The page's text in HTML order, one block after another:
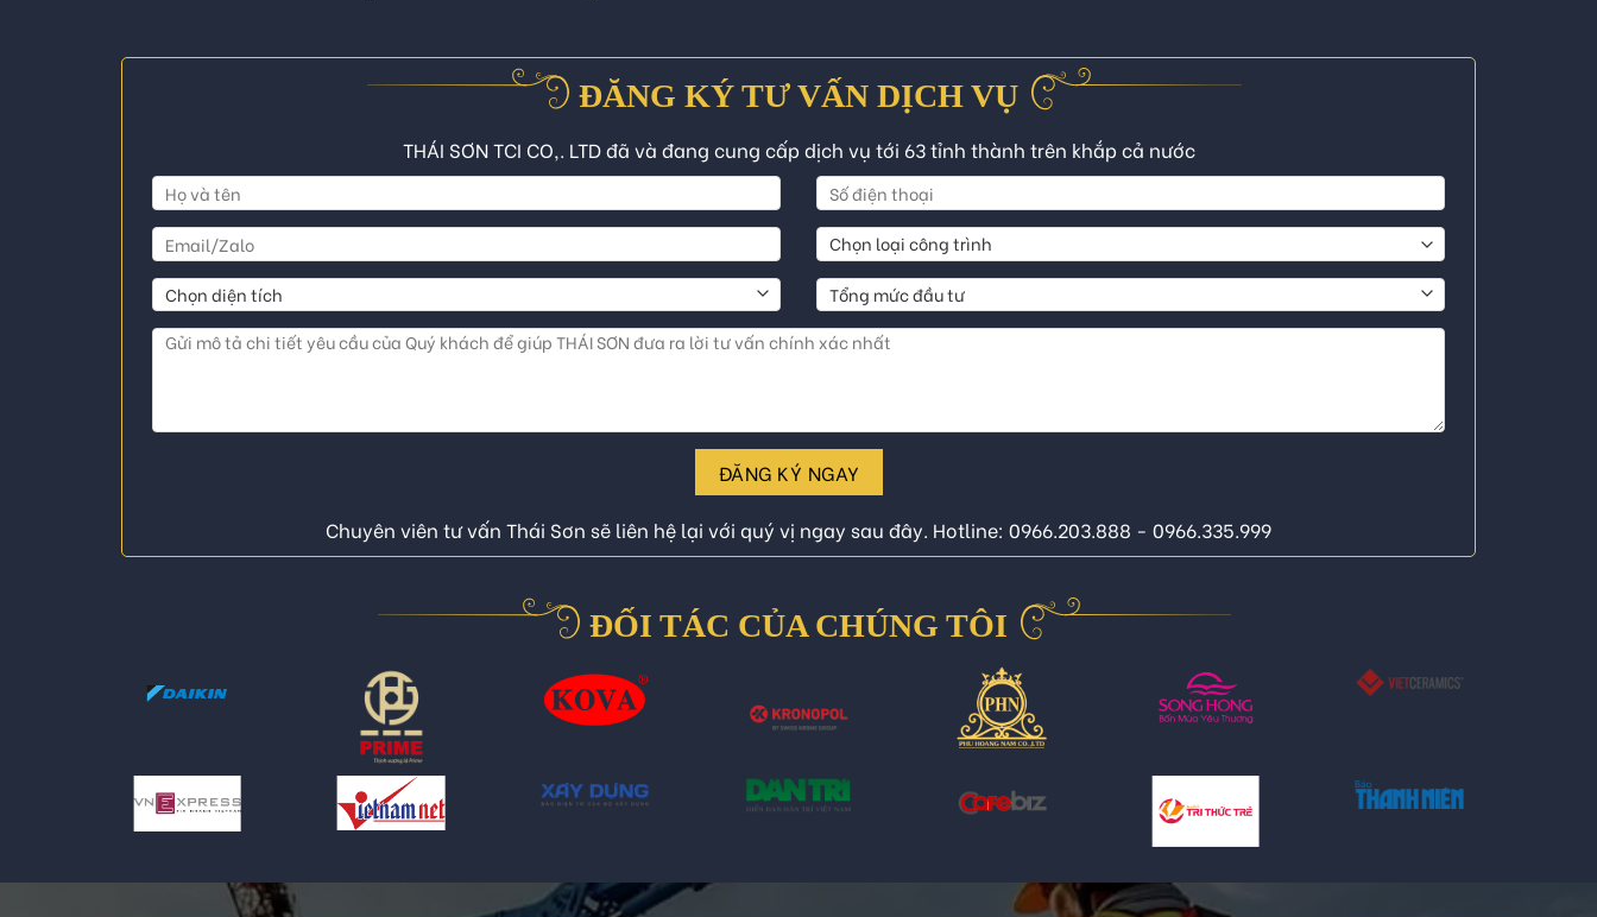
ĐĂNG KÝ TƯ VẤN DỊCH VỤ
THÁI SƠN TCI CO,. LTD đã và đang cung cấp dịch vụ tới 63 tỉnh thành trên khắp cả nước
ĐĂNG KÝ NGAY
Chuyên viên tư vấn Thái Sơn sẽ liên hệ lại với quý vị ngay sau đây. Hotline: 0966.203.888 - 0966.335.999
ĐỐI TÁC CỦA CHÚNG TÔI